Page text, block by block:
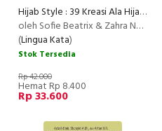
PROMO
Hijab Style : 39 Kreasi Ala Hijabers
oleh Sofie Beatrix & Zahra Nurinnisa
(Lingua Kata)
Stok Tersedia
Rp 42.000
Hemat Rp 8.400
Rp 33.600